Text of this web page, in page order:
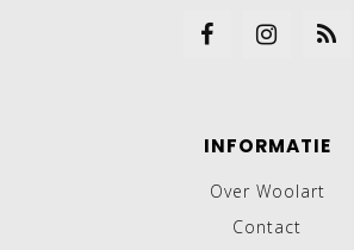
INFORMATIE
Over Woolart
Contact